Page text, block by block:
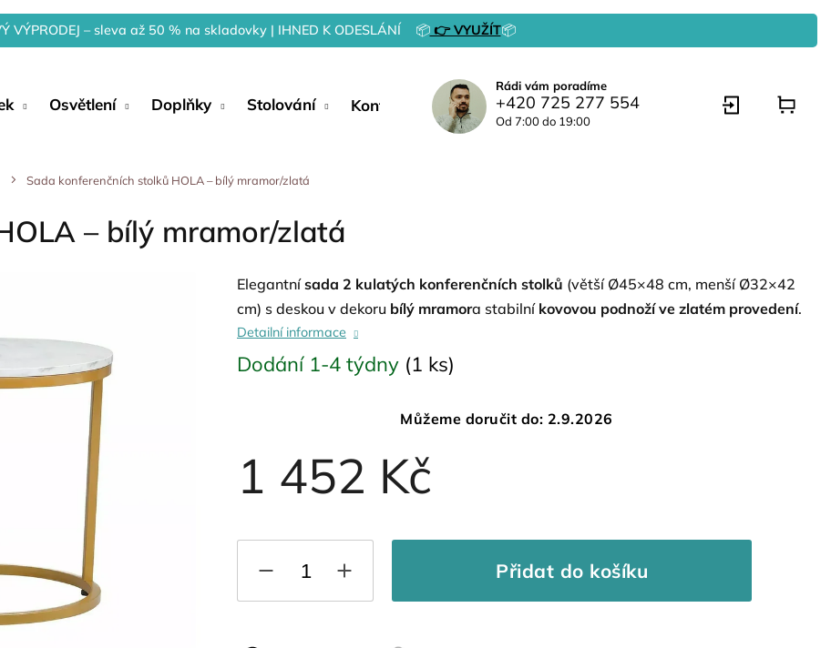
VÝPRODEJ – sleva až 50 % na skladovky | IHNED K ODESLÁNÍ 📦👉 VYUŽÍT📦
Osvětlení Doplňky Stolování Kontakty
Rádi vám poradíme
+420 725 277 554
Od 7:00 do 19:00
Sada konferenčních stolků HOLA – bílý mramor/zlatá
– bílý mramor/zlatá
1 452 Kč
Dodání 1-4 týdny (1 ks)
Můžeme doručit do: 2.9.2026
Přidat do košíku
Elegantnísada 2 kulatých konferenčních stolků (větší Ø45×48 cm, menší Ø32×42
cm) s deskou v dekoru bílý mramora stabilní kovovou podnoží ve zlatém provedení.
Detailní informace